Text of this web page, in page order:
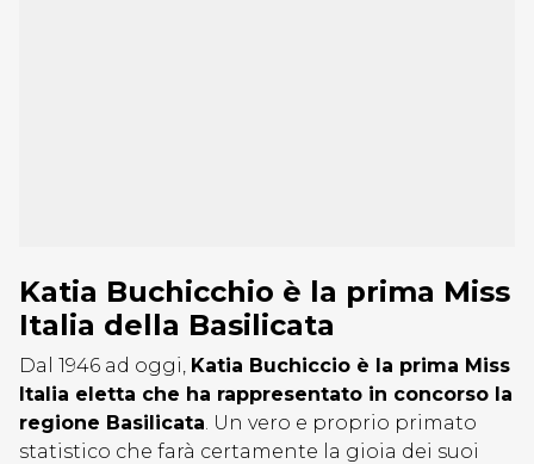
Katia Buchicchio è la prima Miss
Italia della Basilicata
Dal 1946 ad oggi, Katia Buchiccio è la prima Miss
Italia eletta che ha rappresentato in concorso la
regione Basilicata. Un vero e proprio primato
statistico che farà certamente la gioia dei suoi